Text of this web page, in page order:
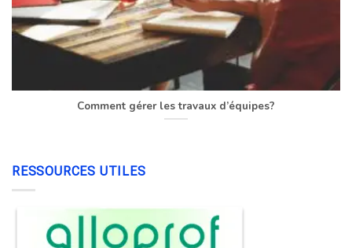
Comment gérer les travaux d’équipes?
RESSOURCES UTILES